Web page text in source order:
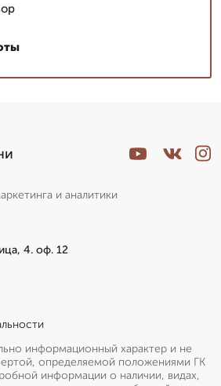
и аналитики
4. оф. 12
информационный характер и не
определяемой положениями ГК
информации о наличии, видах,